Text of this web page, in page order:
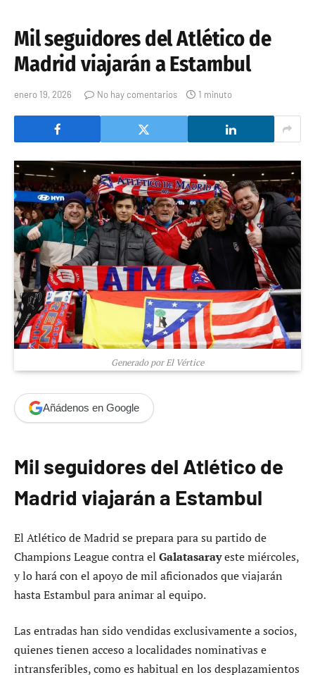
Mil seguidores del Atlético de
Madrid viajarán a Estambul
enero 19, 2026 No hay comentarios 1 minuto
Generado por El Vértice
Añádenos en Google
Mil seguidores del Atlético de
Madrid viajarán a Estambul
El Atlético de Madrid se prepara para su partido de
Champions League contra el Galatasarayeste miércoles,
y lo hará con el apoyo de mil aficionados que viajarán
hasta Estambul para animar al equipo.
Las entradas han sido vendidas exclusivamente a socios,
quienes tienen acceso a localidades nominativas e
intransferibles, como es habitual en los desplazamientos